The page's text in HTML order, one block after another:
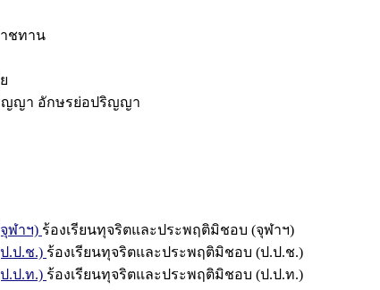
าชทาน
ญญา อักษรย่อปริญญา
ฬาฯ) ร้องเรียนทุจริตและประพฤติมิชอบ (จุฬาฯ)
.ป.ช.) ร้องเรียนทุจริตและประพฤติมิชอบ (ป.ป.ช.)
.ป.ท.) ร้องเรียนทุจริตและประพฤติมิชอบ (ป.ป.ท.)